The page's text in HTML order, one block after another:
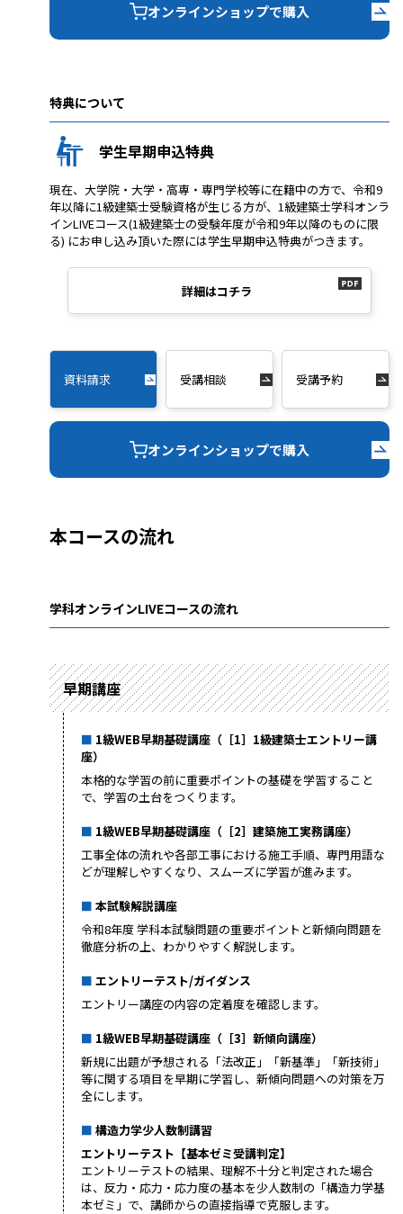
オンラインショップで購入
特典について
学生早期申込特典
現在、大学院・大学・高専・専門学校等に在籍中の方で、令和9
年以降に1級建築士受験資格が生じる方が、1級建築士学科オンラ
インLIVEコース(1級建築士の受験年度が令和9年以降のものに限
る) にお申し込み頂いた際には学生早期申込特典がつきます。
詳細はコチラ
資料請求 受講相談 受講予約
オンラインショップで購入
本コースの流れ
学科オンラインLIVEコースの流れ
早期講座
1級WEB早期基礎講座（［1］1級建築士エントリー講
座）
本格的な学習の前に重要ポイントの基礎を学習すること
で、学習の土台をつくります。
1級WEB早期基礎講座（［2］建築施工実務講座）
工事全体の流れや各部工事における施工手順、専門用語な
どが理解しやすくなり、スムーズに学習が進みます。
本試験解説講座
令和8年度 学科本試験問題の重要ポイントと新傾向問題を
徹底分析の上、わかりやすく解説します。
エントリーテスト/ガイダンス
エントリー講座の内容の定着度を確認します。
1級WEB早期基礎講座（［3］新傾向講座）
新規に出題が予想される「法改正」「新基準」「新技術」
等に関する項目を早期に学習し、新傾向問題への対策を万
全にします。
構造力学少人数制講習
エントリーテスト【基本ゼミ受講判定】
エントリーテストの結果、理解不十分と判定された場合
は、反力・応力・応力度の基本を少人数制の「構造力学基
本ゼミ」で、講師からの直接指導で克服します。